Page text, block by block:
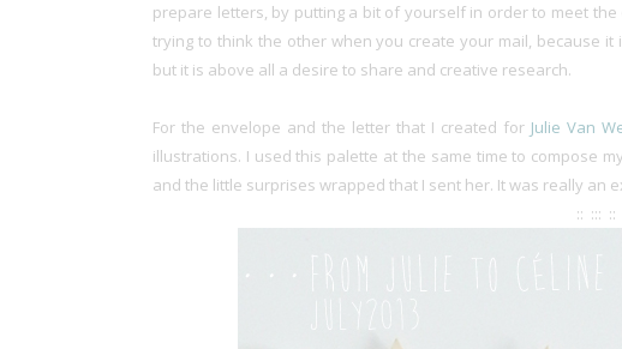
prepare letters, by putting a bit of yourself in order to meet
trying to think the other when you create your mail, because
but it is above all a desire to share and creative research.
For the envelope and the letter that I created for Julie Van
illustrations. I used this palette at the same time to compose
and the little surprises wrapped that I sent her. It was really an
:: ::: ::